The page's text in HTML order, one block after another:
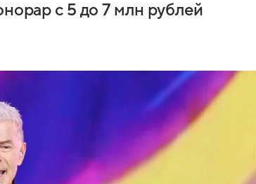
с 5 до 7 млн рублей